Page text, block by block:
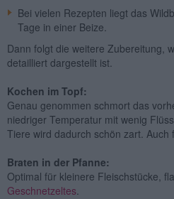
Bei vielen Rezepten liegt das
Tage in einer Beize.
Dann folgt die weitere Zubereitung,
detailliert dargestellt ist.
Kochen im Topf:
Genau genommen schmort das
niedriger Temperatur mit wenig
Tiere wird dadurch schön zart. Auch
Braten in der Pfanne:
Optimal für kleinere Fleischstücke,
Geschnetzeltes.